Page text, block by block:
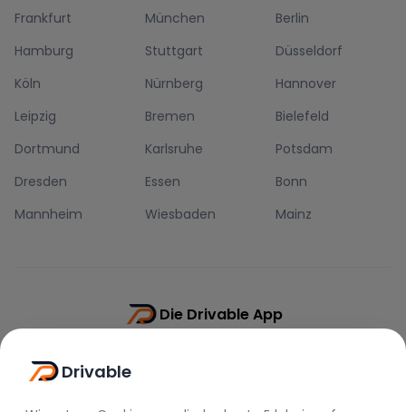
Frankfurt München
Berlin
Hamburg
Stuttgart
Düsseldorf
Köln
Nürnberg
Hannover
Leipzig
Bremen
Bielefeld
Dortmund
Karlsruhe
Potsdam
Dresden
Essen
Bonn
Mannheim
Wiesbaden Mainz
Die Drivable App
Drivable